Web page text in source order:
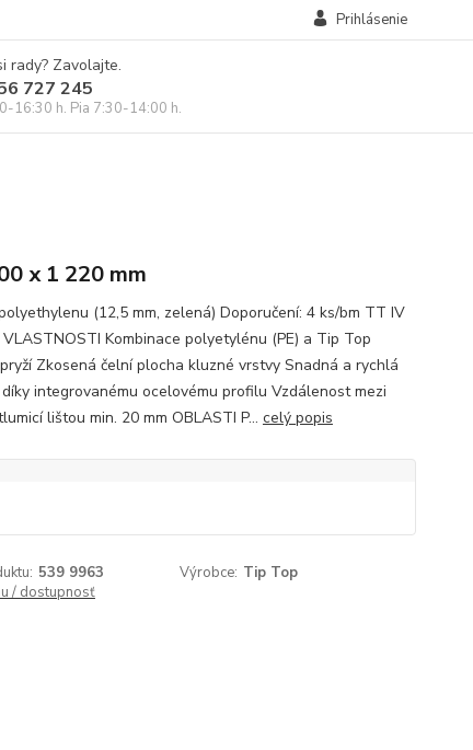
Prihlásenie
rady? Zavolajte.
727 245
16:30 h. Pia 7:30-14:00 h.
x 1 220 mm
(12,5 mm, zelená) Doporučení: 4 ks/bm TT IV
Kombinace polyetylénu (PE) a Tip Top
Zkosená čelní plocha kluzné vrstvy Snadná a rychlá
integrovanému ocelovému profilu Vzdálenost mezi
lištou min. 20 mm OBLASTI P... celý popis
539 9963 Výrobce: Tip Top
/ dostupnosť